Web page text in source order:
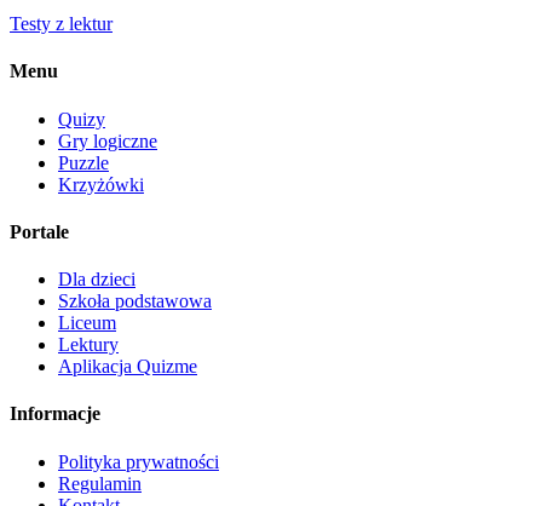
Testy z lektur
Menu
Quizy
Gry logiczne
Puzzle
Krzyżówki
Portale
Dla dzieci
Szkoła podstawowa
Liceum
Lektury
Aplikacja Quizme
Informacje
Polityka prywatności
Regulamin